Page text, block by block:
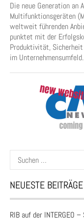
Die neue Generation an
Multifunktionsgeräten
weltweit führenden
punktet mit der
Produktivität, Sicherheit
im
Suchen
nach:
NEUESTE BEITRÄGE
RIB auf der INTERGEO